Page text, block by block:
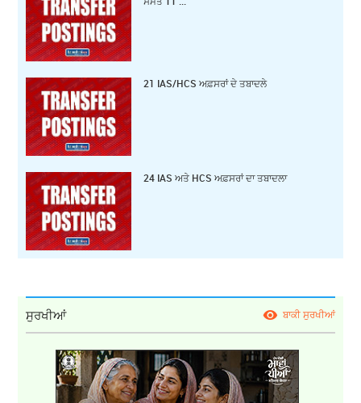
21 IAS/HCS ਅਫ਼ਸਰਾਂ ਦੇ ਤਬਾਦਲੇ
24 IAS ਅਤੇ HCS ਅਫ਼ਸਰਾਂ ਦਾ ਤਬਾਦਲਾ
ਸੁਰਖੀਆਂ ਬਾਕੀ ਸੁਰਖੀਆਂ